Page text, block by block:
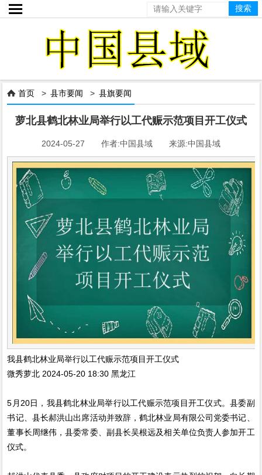

 首页 >县市要闻 >县旗要闻
萝北县鹤北林业局举行以工代赈示范项目开工仪式
2024-05-27 作者:中国县域 来源:中国县域
我县鹤北林业局举行以工代赈示范项目开工仪式
微秀萝北 2024-05-20 18:30 黑龙江
5月20日，我县鹤北林业局举行以工代赈示范项目开工仪式。县委副
书记、县长郝洪山出席活动并致辞，鹤北林业局有限公司党委书记、
董事长周继伟，县委常委、副县长吴根远及相关单位负责人参加开工
仪式。